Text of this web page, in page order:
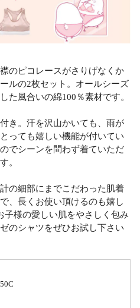
のピコレースがさりげなくか
ルの2枚セット。オールシーズ
た風合いの綿100％素材です。
き。汗を沢山かいても、雨が
っても嬉しい機能が付いてい
でシーンを問わず着ていただ
。
の細部にまでこだわった肌着
、長くお使い頂けるのも嬉し
子様の愛しい肌をやさしく包み
のシャツをぜひお試し下さい